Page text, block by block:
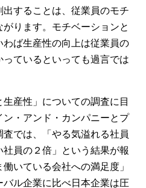
することは、従業員のモチ
ります。モチベーションと
ば生産性の向上は従業員の
ているといっても過言では
産性」についての調査に目
・アンド・カンパニーとプ
では、「やる気溢れる社員
員の２倍」という結果が報
いている会社への満足度」
ル企業に比べ日本企業は圧